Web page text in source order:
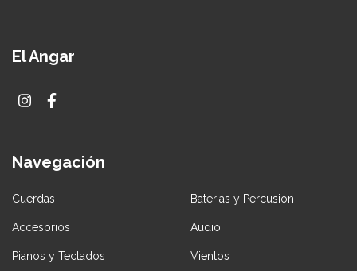
El Angar
Navegación
Cuerdas Baterias y Percusion
Accesorios Audio
Pianos y Teclados Vientos